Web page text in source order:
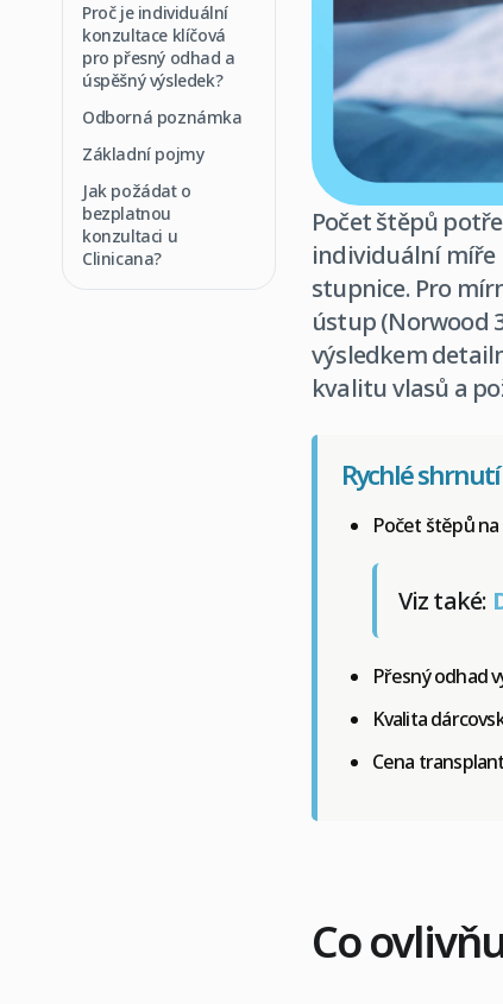
Proč je individuální
konzultace klíčová
pro přesný odhad a
úspěšný výsledek?
Odborná poznámka
Základní pojmy
Jak požádat o
bezplatnou
konzultaci u
Clinicana?
Počet štěpů
individuální míře
stupnice. Pro
ústup (Norwood
výsledkem
kvalitu vlasů a
Rychlé shrnutí
Počet štěpů
Viz také:
Přesný odhad
Kvalita
Cena
Co